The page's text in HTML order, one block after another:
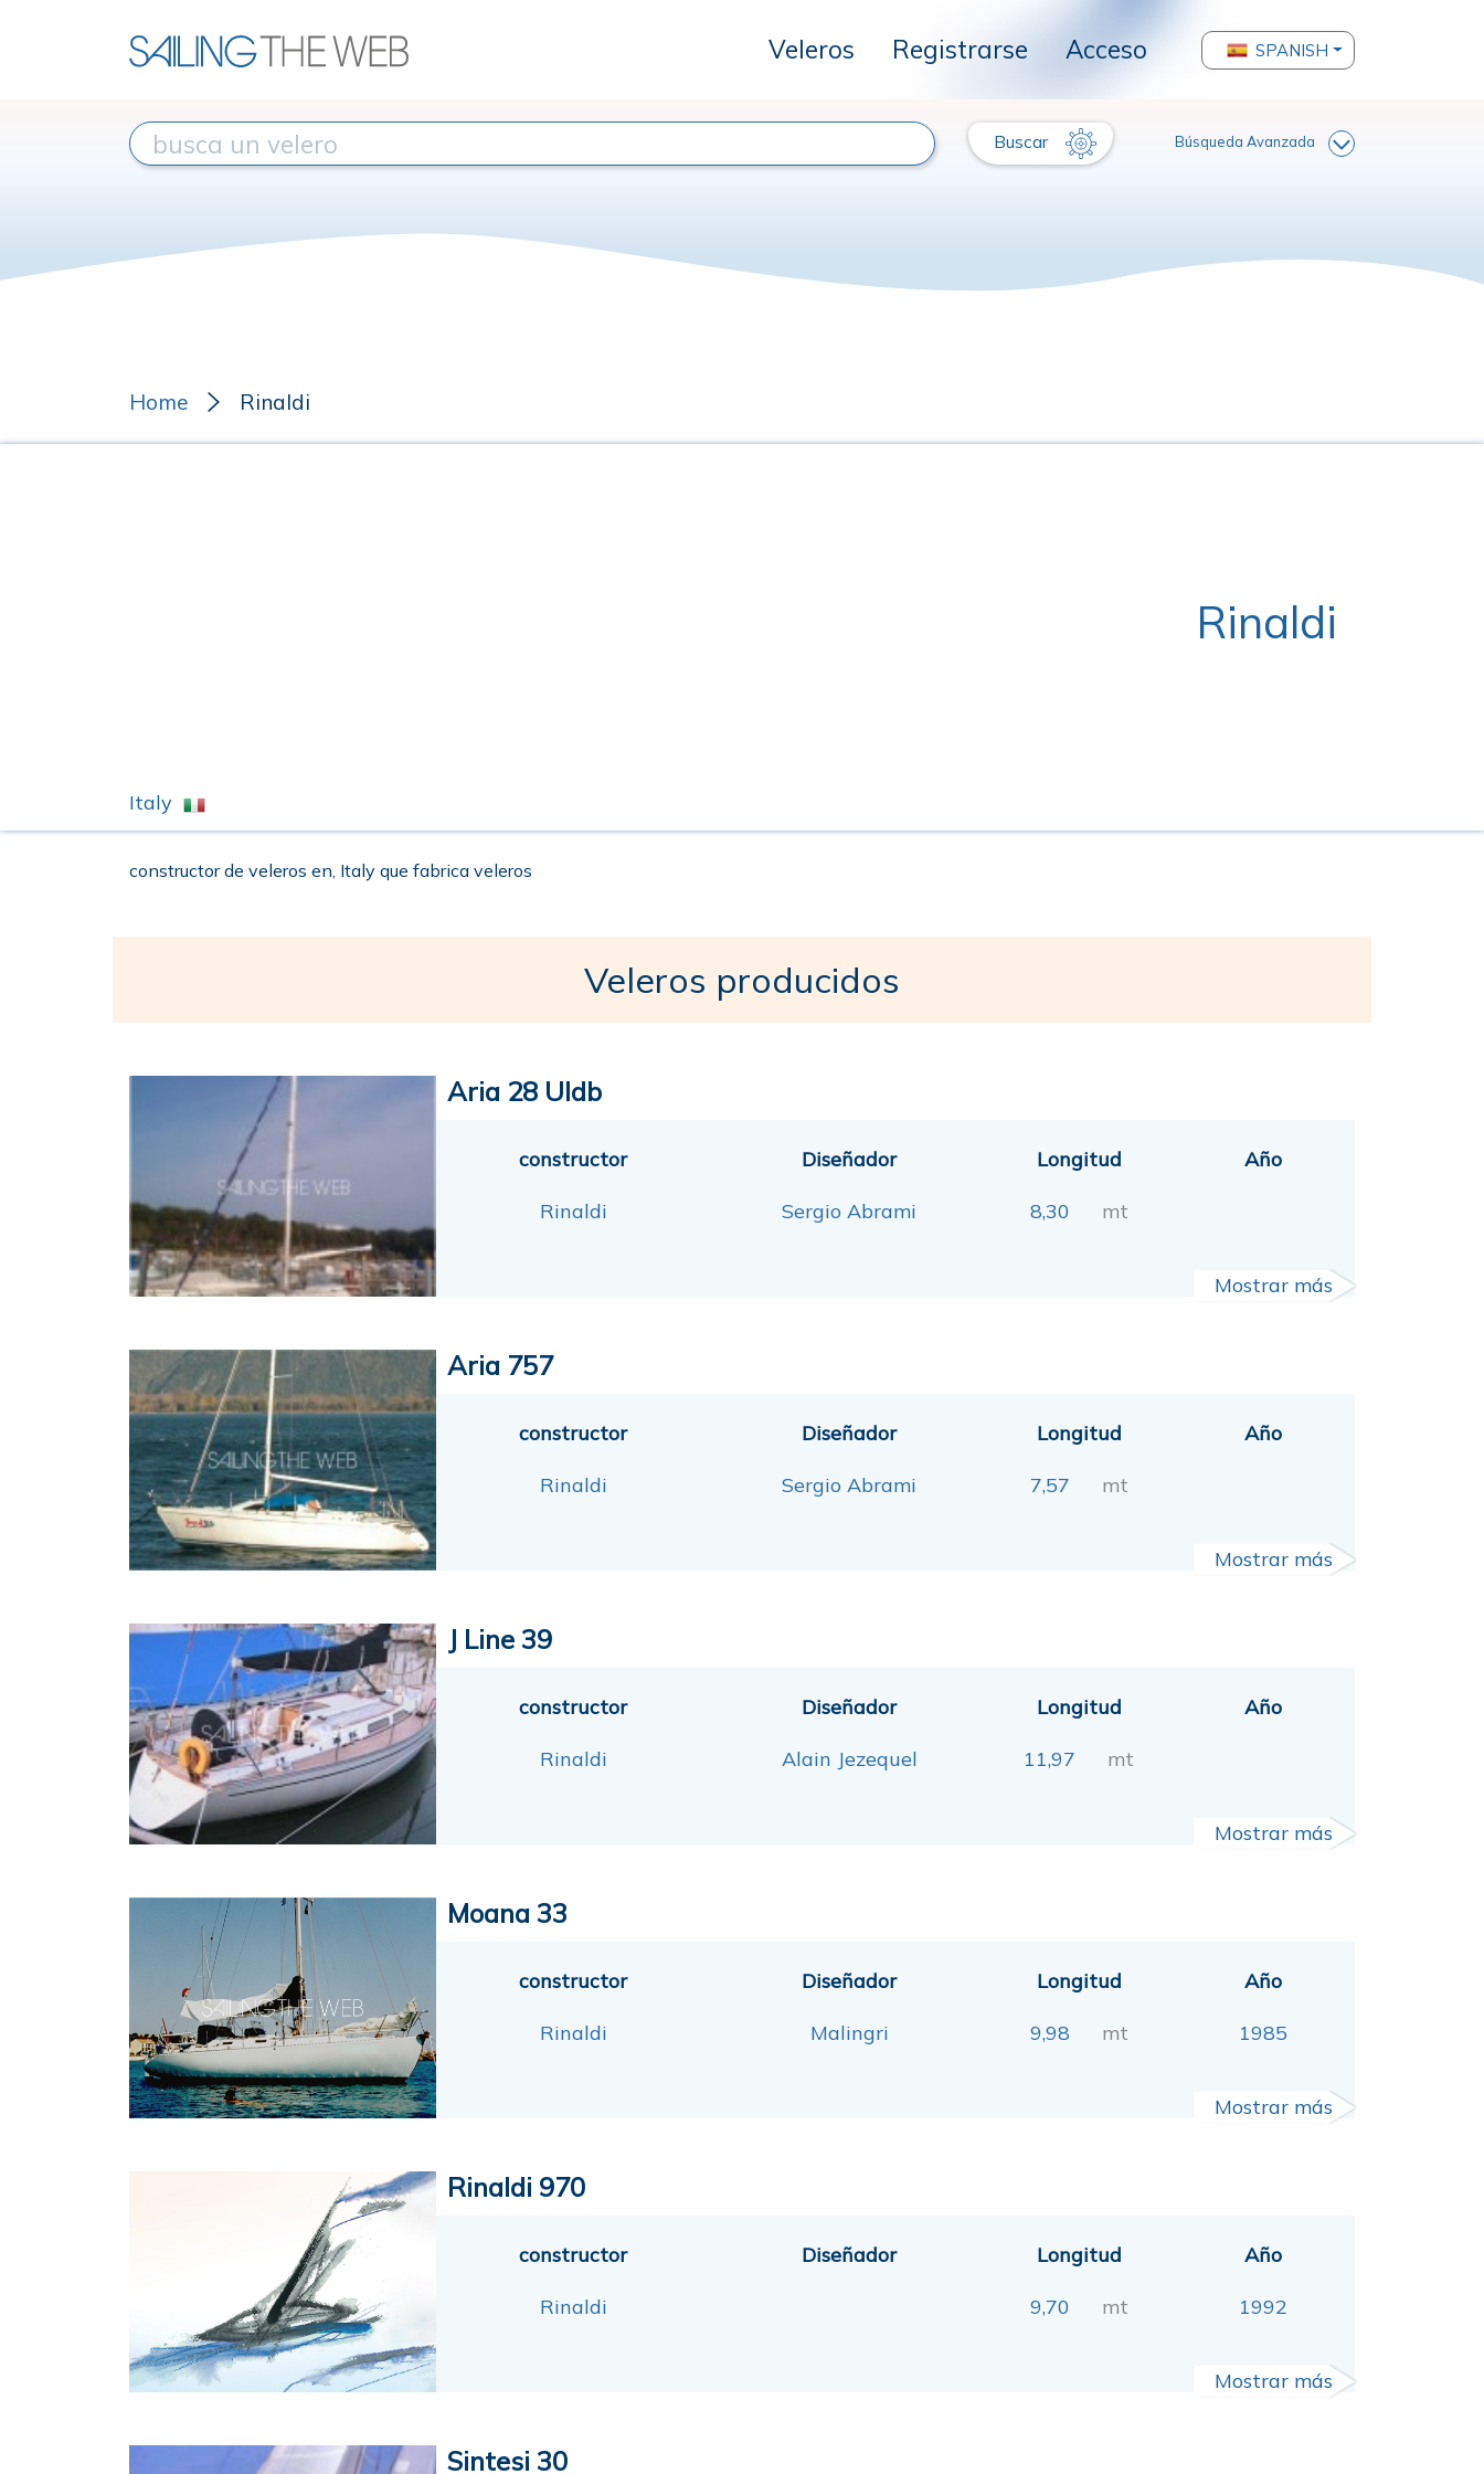
Veleros Registrarse Acceso SPANISH
Buscar Búsqueda Avanzada
Home Rinaldi
Rinaldi
Italy
constructor de veleros en, Italy que fabrica veleros
Veleros producidos
Aria 28 Uldb
constructor
Rinaldi
Diseñador
Sergio Abrami
Longitud
8,30 mt
Año
Mostrar más
Aria 757
constructor
Rinaldi
Diseñador
Sergio Abrami
Longitud
7,57 mt
Año
Mostrar más
J Line 39
constructor
Rinaldi
Diseñador
Alain Jezequel
Longitud
11,97 mt
Año
Mostrar más
Moana 33
constructor
Rinaldi
Diseñador
Malingri
Longitud
9,98 mt
Año
1985
Mostrar más
Rinaldi 970
constructor
Rinaldi
Diseñador Longitud
9,70 mt
Año
1992
Mostrar más
Sintesi 30